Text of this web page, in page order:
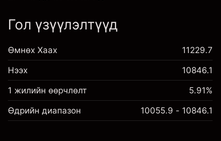
Хураамж ба шимтгэлүүд
Гол үзүүлэлтүүд
Өмнөх Хаах 11229.7
Нээх 10846.1
1 жилийн өөрчлөлт 5.91%
Өдрийн диапазон 10055.9 - 10846.1